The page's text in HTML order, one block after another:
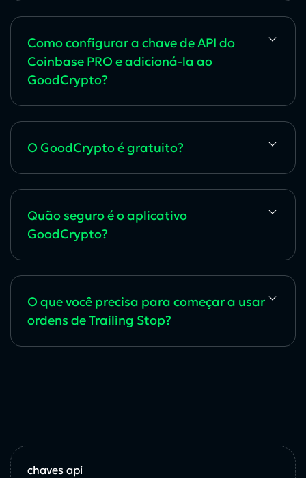
Como configurar a chave de API do
Coinbase PRO e adicioná-la ao
GoodCrypto?
O GoodCrypto é gratuito?
Quão seguro é o aplicativo
GoodCrypto?
O que você precisa para começar a usar
ordens de Trailing Stop?
chaves api